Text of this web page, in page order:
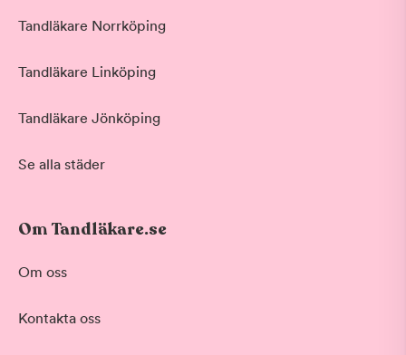
Tandläkare Norrköping
Tandläkare Linköping
Tandläkare Jönköping
Se alla städer
Om Tandläkare.se
Om oss
Kontakta oss